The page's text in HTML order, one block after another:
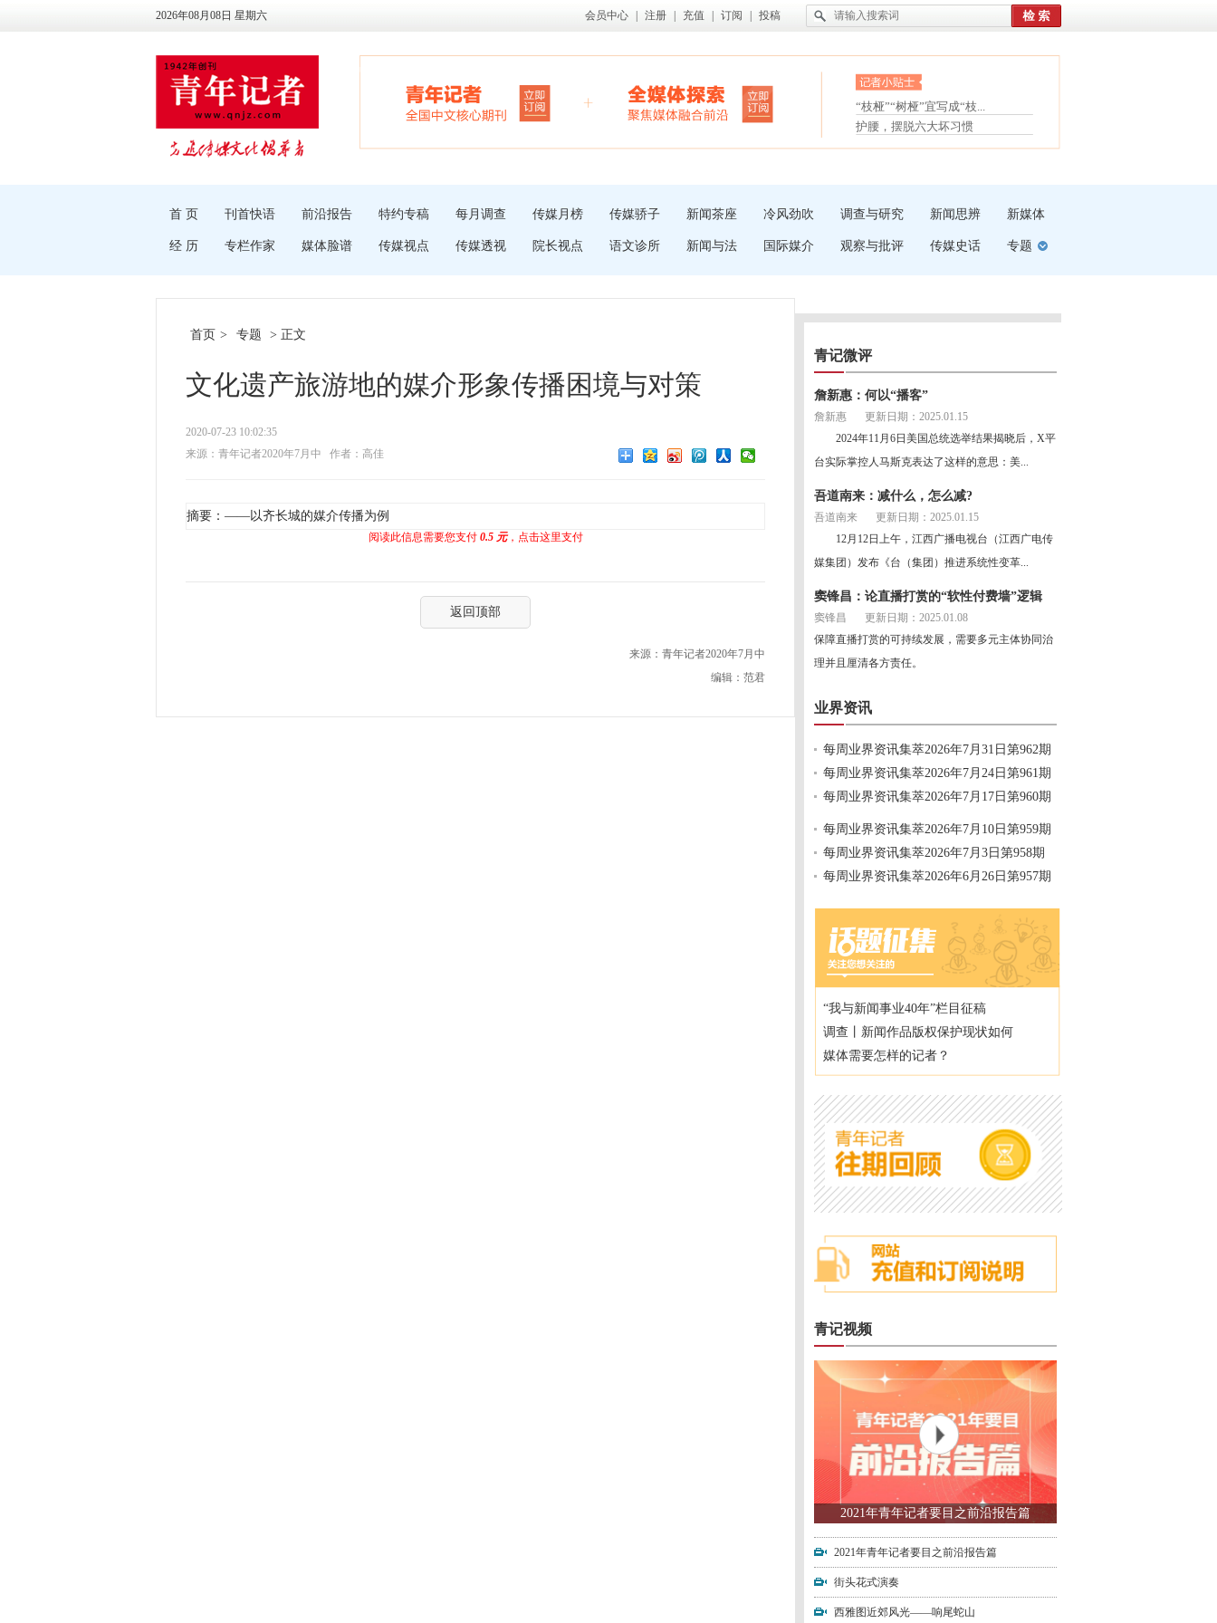
2026年08月08日 星期六 会员中心 注册 充值 订阅 投稿
眼白变红或是结膜下出血
“枝桠”“树桠”宜写成“枝...
夏天缓解疲劳有三招
护腰，摆脱六大坏习惯
受伤了冰敷还是热敷
首 页 刊首快语 前沿报告 特约专稿 每月调查 传媒月榜 传媒骄子 新闻茶座 冷风劲吹 调查与研究 新闻思辨 新媒体
经 历 专栏作家 媒体脸谱 传媒视点 传媒透视 院长视点 语文诊所 新闻与法 国际媒介 观察与批评 传媒史话 专题
首页 > 专题 > 正文
文化遗产旅游地的媒介形象传播困境与对策
2020-07-23 10:02:35
来源：青年记者2020年7月中
作者：高佳
摘要：——以齐长城的媒介传播为例
阅读此信息需要您支付 0.5 元，点击这里支付
返回顶部
来源：青年记者2020年7月中
编辑：范君
青记微评
詹新惠：何以“播客”
詹新惠
更新日期：2025.01.15
2024年11月6日美国总统选举结果揭晓后，X平
台实际掌控人马斯克表达了这样的意思：美...
吾道南来：减什么，怎么减?
吾道南来
更新日期：2025.01.15
12月12日上午，江西广播电视台（江西广电传
媒集团）发布《台（集团）推进系统性变革...
窦锋昌：论直播打赏的“软性付费墙”逻辑
窦锋昌
更新日期：2025.01.08
保障直播打赏的可持续发展，需要多元主体协同治
理并且厘清各方责任。
业界资讯
每周业界资讯集萃2026年7月31日第962期
每周业界资讯集萃2026年7月24日第961期
每周业界资讯集萃2026年7月17日第960期
每周业界资讯集萃2026年7月10日第959期
每周业界资讯集萃2026年7月3日第958期
每周业界资讯集萃2026年6月26日第957期
“我与新闻事业40年”栏目征稿
调查丨新闻作品版权保护现状如何
媒体需要怎样的记者？
青记视频
2021年青年记者要目之前沿报告篇
2021年青年记者要目之前沿报告篇
街头花式演奏
西雅图近郊风光——响尾蛇山